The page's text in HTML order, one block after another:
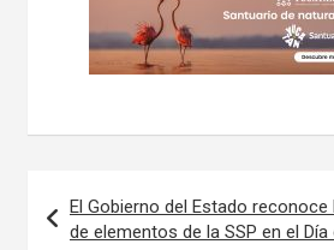
de
El Gobierno del Estado reconoce
de elementos de la SSP en el Día